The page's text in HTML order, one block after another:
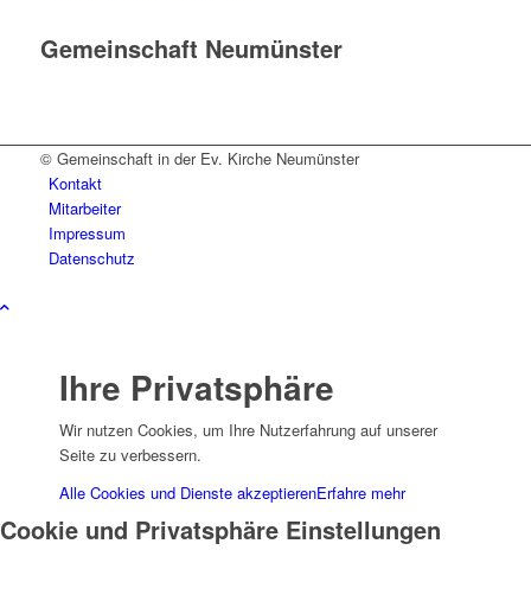
Gemeinschaft Neumünster
© Gemeinschaft in der Ev. Kirche Neumünster
Kontakt
Mitarbeiter
Impressum
Datenschutz
Ihre Privatsphäre
Wir nutzen Cookies, um Ihre Nutzerfahrung auf unserer
Seite zu verbessern.
Alle Cookies und Dienste akzeptierenErfahre mehr
Cookie und Privatsphäre Einstellungen